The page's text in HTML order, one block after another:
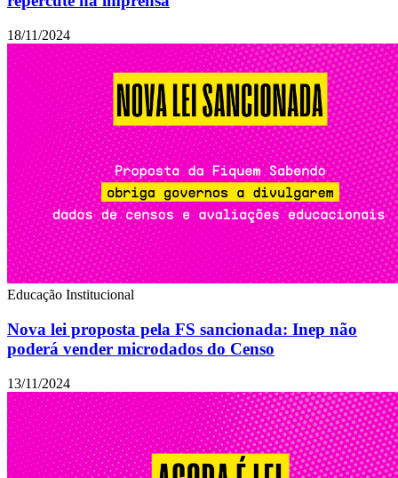
18/11/2024
Educação Institucional
Nova lei proposta pela FS sancionada: Inep não
poderá vender microdados do Censo
13/11/2024